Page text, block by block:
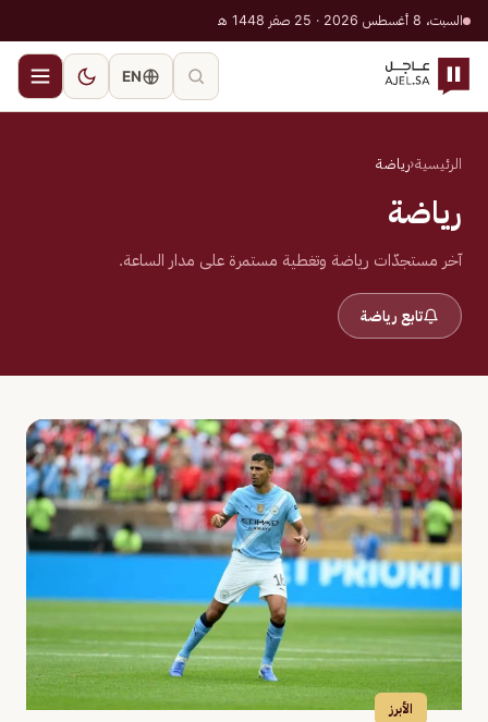
السبت، 8 أغسطس 2026 · 25 صفر 1448 هـ
EN
الرئيسية‹رياضة
رياضة
آخر مستجدّات رياضة وتغطية مستمرة على مدار الساعة.
تابع رياضة
الأبرز